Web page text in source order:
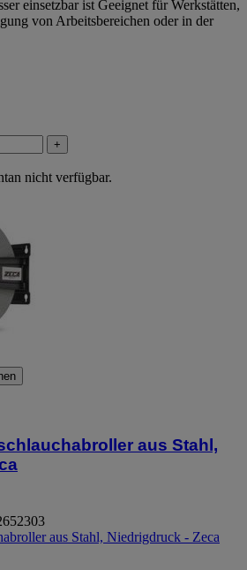
einsetzbar ist Geeignet für Werkstätten,
von Arbeitsbereichen oder in der
+
nicht verfügbar.
aus Stahl,
aus Stahl, Niedrigdruck - Zeca